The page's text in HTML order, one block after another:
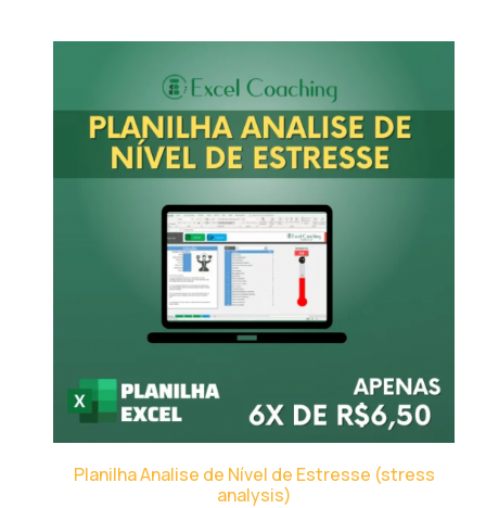
Planilha Analise de Nível de Estresse (stress
analysis)